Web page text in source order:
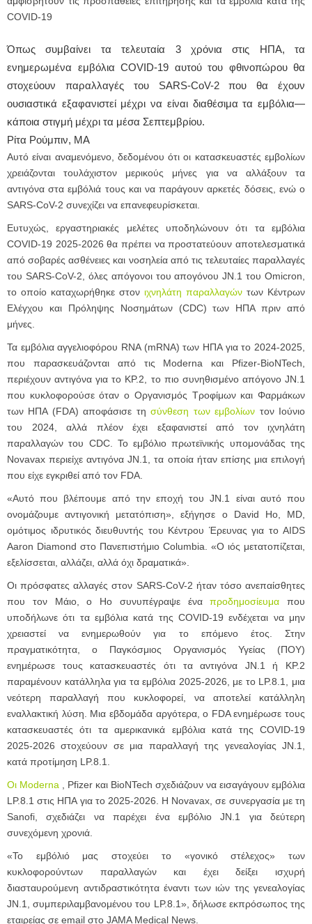
COVID-19
Όπως συμβαίνει τα τελευταία 3 χρόνια στις ΗΠΑ, τα
ενημερωμένα εμβόλια COVID-19 αυτού του φθινοπώρου θα
στοχεύουν παραλλαγές του SARS-CoV-2 που θα έχουν
ουσιαστικά εξαφανιστεί μέχρι να είναι διαθέσιμα τα εμβόλια—
κάποια στιγμή μέχρι τα μέσα Σεπτεμβρίου.
Ρίτα Ρούμπιν, ΜΑ
Αυτό είναι αναμενόμενο, δεδομένου ότι οι κατασκευαστές εμβολίων
χρειάζονται τουλάχιστον μερικούς μήνες για να αλλάξουν τα
αντιγόνα στα εμβόλιά τους και να παράγουν αρκετές δόσεις, ενώ ο
SARS-CoV-2 συνεχίζει να επανεφευρίσκεται.
Ευτυχώς, εργαστηριακές μελέτες υποδηλώνουν ότι τα εμβόλια
COVID-19 2025-2026 θα πρέπει να προστατεύουν αποτελεσματικά
από σοβαρές ασθένειες και νοσηλεία από τις τελευταίες παραλλαγές
του SARS-CoV-2, όλες απόγονοι του απογόνου JN.1 του Omicron,
το οποίο καταχωρήθηκε στον ιχνηλάτη παραλλαγών των Κέντρων
Ελέγχου και Πρόληψης Νοσημάτων (CDC) των ΗΠΑ πριν από
μήνες.
Τα εμβόλια αγγελιοφόρου RNA (mRNA) των ΗΠΑ για το 2024-2025,
που παρασκευάζονται από τις Moderna και Pfizer-BioNTech,
περιέχουν αντιγόνα για το KP.2, το πιο συνηθισμένο απόγονο JN.1
που κυκλοφορούσε όταν ο Οργανισμός Τροφίμων και Φαρμάκων
των ΗΠΑ (FDA) αποφάσισε τησύνθεση των εμβολίων τον Ιούνιο
του 2024, αλλά πλέον έχει εξαφανιστεί από τον ιχνηλάτη
παραλλαγών του CDC. Το εμβόλιο πρωτεϊνικής υπομονάδας της
Novavax περιείχε αντιγόνα JN.1, τα οποία ήταν επίσης μια επιλογή
που είχε εγκριθεί από τον FDA.
«Αυτό που βλέπουμε από την εποχή του JN.1 είναι αυτό που
ονομάζουμε αντιγονική μετατόπιση», εξήγησε ο David Ho, MD,
ομότιμος ιδρυτικός διευθυντής του Κέντρου Έρευνας για το AIDS
Aaron Diamond στο Πανεπιστήμιο Columbia. «Ο ιός μετατοπίζεται,
εξελίσσεται, αλλάζει, αλλά όχι δραματικά».
Οι πρόσφατες αλλαγές στον SARS-CoV-2 ήταν τόσο ανεπαίσθητες
που τον Μάιο, ο Ho συνυπέγραψε έναπροδημοσίευμα που
υποδήλωνε ότι τα εμβόλια κατά της COVID-19 ενδέχεται να μην
χρειαστεί να ενημερωθούν για το επόμενο έτος. Στην
πραγματικότητα, ο Παγκόσμιος Οργανισμός Υγείας (ΠΟΥ)
ενημέρωσε τους κατασκευαστές ότι τα αντιγόνα JN.1 ή KP.2
παραμένουν κατάλληλα για τα εμβόλια 2025-2026, με το LP.8.1, μια
νεότερη παραλλαγή που κυκλοφορεί, να αποτελεί κατάλληλη
εναλλακτική λύση. Μια εβδομάδα αργότερα, ο FDA ενημέρωσε τους
κατασκευαστές ότι τα αμερικανικά εμβόλια κατά της COVID-19
2025-2026 στοχεύουν σε μια παραλλαγή της γενεαλογίας JN.1,
κατά προτίμηση LP.8.1.
Οι Moderna , Pfizer και BioNTech σχεδιάζουν να εισαγάγουν εμβόλια
LP.8.1 στις ΗΠΑ για το 2025-2026. Η Novavax, σε συνεργασία με τη
Sanofi, σχεδιάζει να παρέχει ένα εμβόλιο JN.1 για δεύτερη
συνεχόμενη χρονιά.
«Το εμβόλιό μας στοχεύει το «γονικό στέλεχος» των
κυκλοφορούντων παραλλαγών και έχει δείξει ισχυρή
διασταυρούμενη αντιδραστικότητα έναντι των ιών της γενεαλογίας
JN.1, συμπεριλαμβανομένου του LP.8.1», δήλωσε εκπρόσωπος της
εταιρείας σε email στο JAMA Medical News.